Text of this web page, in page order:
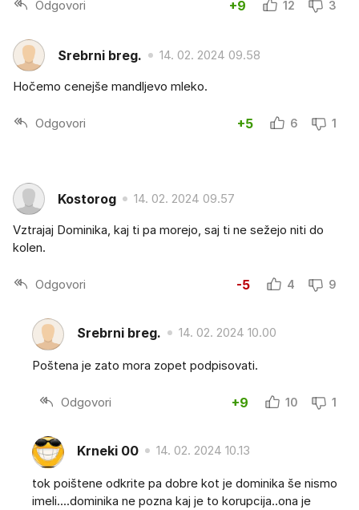
Odgovori +9 12 3
Srebrni breg. 14. 02. 2024 09.58
Hočemo cenejše mandljevo mleko.
Odgovori +5 6 1
Kostorog 14. 02. 2024 09.57
Vztrajaj Dominika, kaj ti pa morejo, saj ti ne sežejo niti do
kolen.
Odgovori -5 4 9
Srebrni breg. 14. 02. 2024 10.00
Poštena je zato mora zopet podpisovati.
Odgovori +9 10 1
Krneki 00 14. 02. 2024 10.13
tok poištene odkrite pa dobre kot je dominika še nismo
imeli....dominika ne pozna kaj je to korupcija..ona je